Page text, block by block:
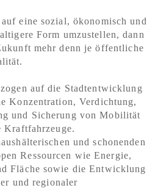
eine sozial, ökonomisch und
Form umzustellen, dann
mehr denn je öffentliche
auf die Stadtentwicklung
Konzentration, Verdichtung,
und Sicherung von Mobilität
Kraftfahrzeuge.
und schonenden
Ressourcen wie Energie,
Fläche sowie die Entwicklung
und regionaler